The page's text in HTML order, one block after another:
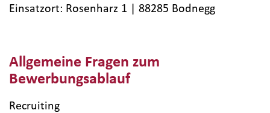
Einsatzort: Rosenharz 1 | 88285​ Bodnegg
Allgemeine Fragen zum
Bewerbungsablauf
Recruiting